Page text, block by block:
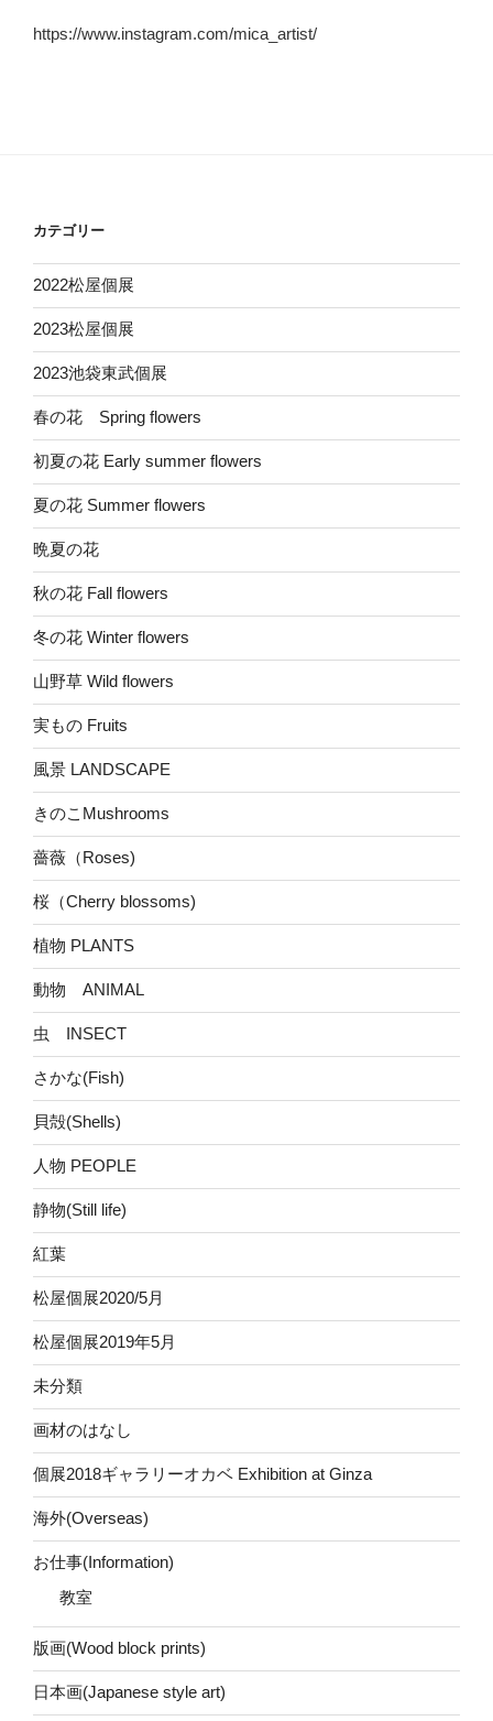
https://www.instagram.com/mica_artist/
カテゴリー
2022松屋個展
2023松屋個展
2023池袋東武個展
春の花 Spring flowers
初夏の花 Early summer flowers
夏の花 Summer flowers
晩夏の花
秋の花 Fall flowers
冬の花 Winter flowers
山野草 Wild flowers
実もの Fruits
風景 LANDSCAPE
きのこMushrooms
薔薇（Roses)
桜（Cherry blossoms)
植物 PLANTS
動物 ANIMAL
虫 INSECT
さかな(Fish)
貝殻(Shells)
人物 PEOPLE
静物(Still life)
紅葉
松屋個展2020/5月
松屋個展2019年5月
未分類
画材のはなし
個展2018ギャラリーオカベ Exhibition at Ginza
海外(Overseas)
お仕事(Information)
教室
版画(Wood block prints)
日本画(Japanese style art)